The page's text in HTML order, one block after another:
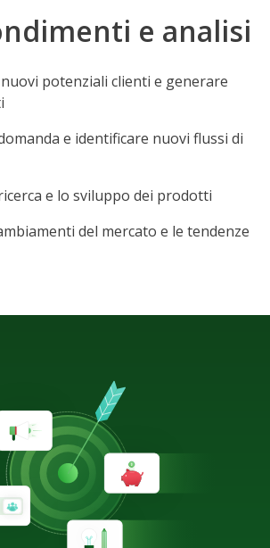
e analisi
potenziali clienti e generare
e identificare nuovi flussi di
e lo sviluppo dei prodotti
del mercato e le tendenze